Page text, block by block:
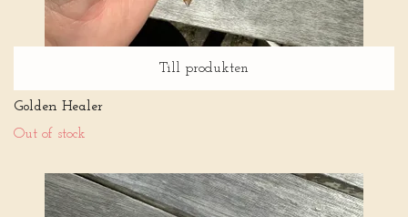
Till produkten
Golden Healer
Out of stock